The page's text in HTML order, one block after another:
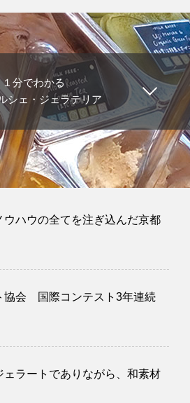
１分でわかる
シェ・ジェラテリア
ウハウの全てを注ぎ込んだ京都
協会 国際コンテスト3年連続
ェラートでありながら、和素材